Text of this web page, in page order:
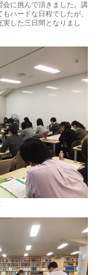
会に挑んで頂きました。講
ハードな日程でしたが、
した三日間となりまし